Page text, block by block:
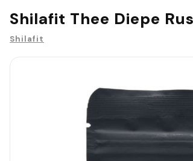
Shilafit Thee Diepe
Shilafit